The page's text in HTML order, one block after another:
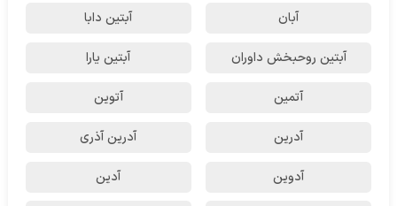
آبان آبتین دابا
آبتین روحبخش داوران آبتین یارا
آتمین آتوین
آدرین آدرین آذری
آدوین آدین